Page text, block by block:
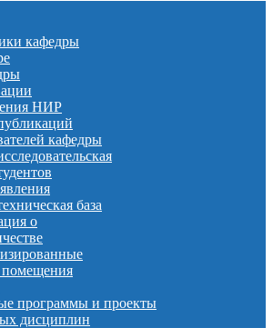
кафедры
НИР
кафедры
база
о
программы и проекты
дисциплин